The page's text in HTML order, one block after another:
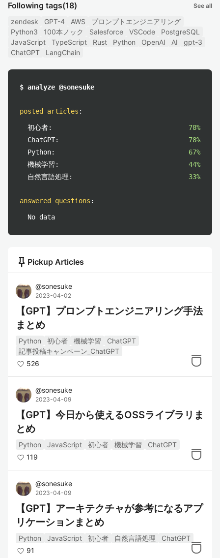
Following tags(18) See all
zendesk GPT-4 AWS
プロンプトエンジニアリング
Python3
100本ノック Salesforce VSCode
PostgreSQL
JavaScript
TypeScript Rust Python OpenAI AI
gpt-3
ChatGPT
LangChain
$ analyze @sonesuke
posted articles :
初心者:
78%
ChatGPT:
78%
Python:
67%
機械学習:
44%
自然言語処理:
33%
answered questions :
No data
push_pin Pickup Articles
@sonesuke
2023-04-02
【GPT】プロンプトエンジニアリング手法
まとめ
Python 初心者 機械学習
ChatGPT
記事投稿キャンペーン_ChatGPT
526
@sonesuke
2023-04-09
【GPT】今日から使えるOSSライブラリま
とめ
Python JavaScript 初心者 機械学習
ChatGPT
119
@sonesuke
2023-04-09
【GPT】アーキテクチャが参考になるアプ
リケーションまとめ
Python JavaScript 初心者 自然言語処理
ChatGPT
91